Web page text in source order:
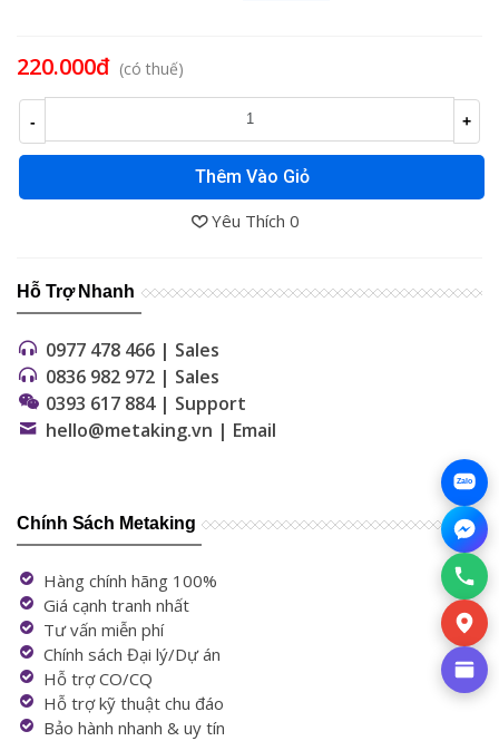
220.000đ (có thuế)
- +
Thêm Vào Giỏ
Yêu Thích 0
Hỗ Trợ Nhanh
0977 478 466 | Sales
0836 982 972 | Sales
0393 617 884 | Support
hello@metaking.vn | Email
Chính Sách Metaking
Hàng chính hãng 100%
Giá cạnh tranh nhất
Tư vấn miễn phí
Chính sách Đại lý/Dự án
Hỗ trợ CO/CQ
Hỗ trợ kỹ thuật chu đáo
Bảo hành nhanh & uy tín
Zalo